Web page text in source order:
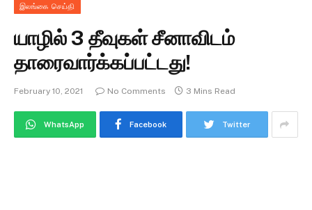
இலங்கை செய்தி
யாழில் 3 தீவுகள் சீனாவிடம்
தாரைவார்க்கப்பட்டது!
February 10, 2021 No Comments 3 Mins Read
WhatsApp Facebook Twitter